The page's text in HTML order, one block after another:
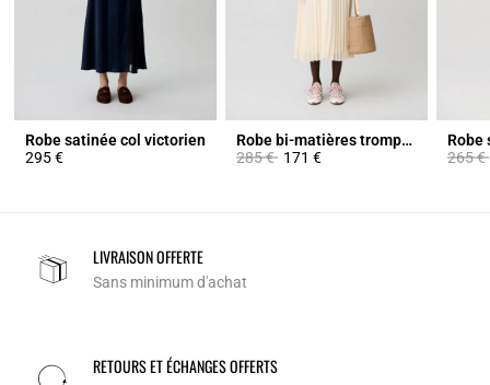
Robe satinée col victorien
295 €
Robe bi-matières trompe-l'œil
Prix réduit à partir de
285 €à171 €
Robe
Prix
265 €
LIVRAISON OFFERTE
Sans minimum d'achat
RETOURS ET ÉCHANGES OFFERTS